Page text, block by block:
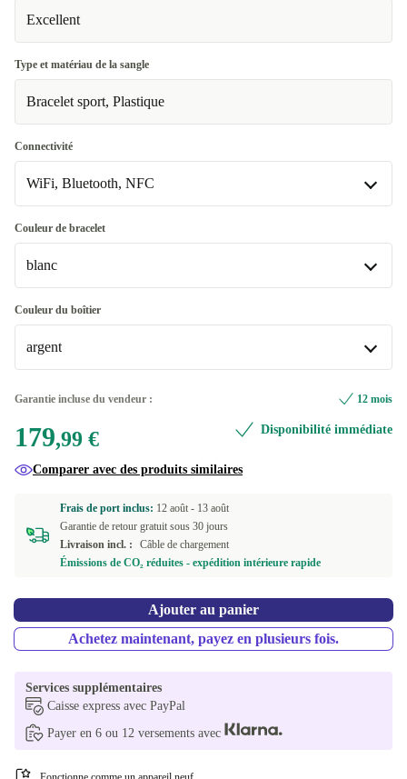
Excellent
Type et matériau de la sangle
Bracelet sport, Plastique
Connectivité
WiFi, Bluetooth, NFC
WiFi, Bluetooth, NFC
Disponible dans d'autres variantes
WiFi, Bluetooth, NFC, Données mobiles (4G)
Couleur de bracelet
blanc
blanc
Disponible dans d'autres variantes
noir
Couleur du boîtier
argent
or
Garantie incluse du vendeur : 12 mois
179,99 € Disponibilité immédiate
Comparer avec des produits similaires
Frais de port inclus: 12 août - 13 août
Garantie de retour gratuit sous 30 jours
Livraison incl. :
Câble de chargement
Émissions de CO₂ réduites - expédition intérieure rapide
Ajouter au panier
Achetez maintenant, payez en plusieurs fois.
Services supplémentaires
Caisse express avec PayPal
Payer en 6 ou 12 versements avec